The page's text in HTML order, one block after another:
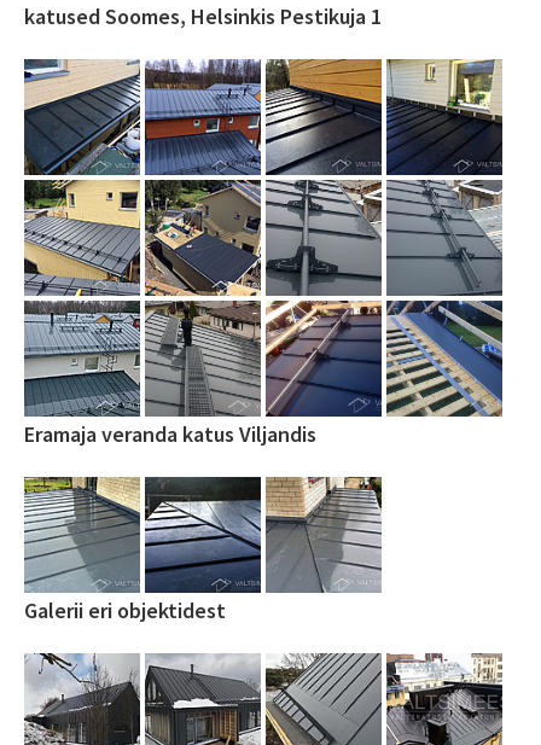
katused Soomes, Helsinkis Pestikuja 1
Eramaja veranda katus Viljandis
Galerii eri objektidest